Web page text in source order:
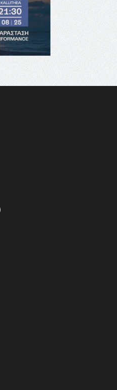
ΔΡΑΣΕΙΣ ΓΙΑ ΠΑΙΔΙΑ